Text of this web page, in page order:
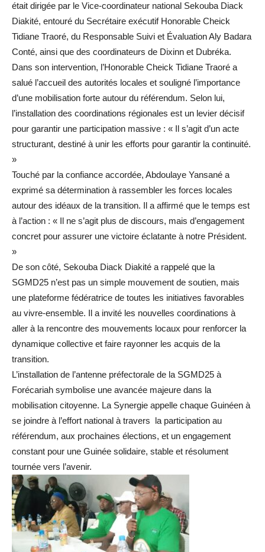
était dirigée par le Vice-coordinateur national Sekouba Diack
Diakité, entouré du Secrétaire exécutif Honorable Cheick
Tidiane Traoré, du Responsable Suivi et Évaluation Aly Badara
Conté, ainsi que des coordinateurs de Dixinn et Dubréka.
Dans son intervention, l’Honorable Cheick Tidiane Traoré a
salué l’accueil des autorités locales et souligné l’importance
d’une mobilisation forte autour du référendum. Selon lui,
l’installation des coordinations régionales est un levier décisif
pour garantir une participation massive : « Il s’agit d’un acte
structurant, destiné à unir les efforts pour garantir la continuité.
»
Touché par la confiance accordée, Abdoulaye Yansané a
exprimé sa détermination à rassembler les forces locales
autour des idéaux de la transition. Il a affirmé que le temps est
à l’action : « Il ne s’agit plus de discours, mais d’engagement
concret pour assurer une victoire éclatante à notre Président.
»
De son côté, Sekouba Diack Diakité a rappelé que la
SGMD25 n’est pas un simple mouvement de soutien, mais
une plateforme fédératrice de toutes les initiatives favorables
au vivre-ensemble. Il a invité les nouvelles coordinations à
aller à la rencontre des mouvements locaux pour renforcer la
dynamique collective et faire rayonner les acquis de la
transition.
L’installation de l’antenne préfectorale de la SGMD25 à
Forécariah symbolise une avancée majeure dans la
mobilisation citoyenne. La Synergie appelle chaque Guinéen à
se joindre à l’effort national à travers la participation au
référendum, aux prochaines élections, et un engagement
constant pour une Guinée solidaire, stable et résolument
tournée vers l’avenir.